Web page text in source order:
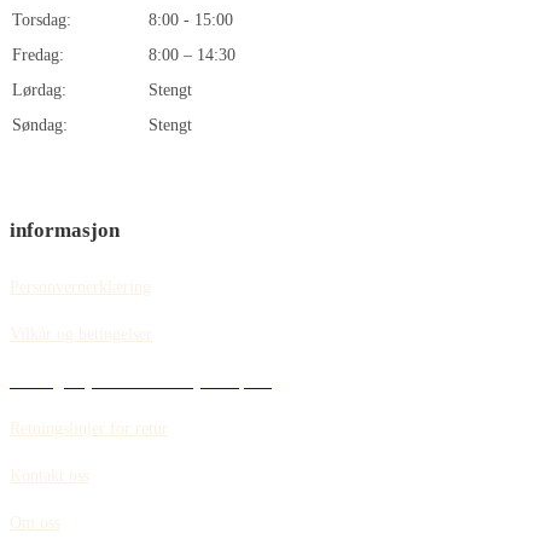
Torsdag:
8:00 - 15:00
Fredag:
8:00 – 14:30
Lørdag:
Stengt
Søndag:
Stengt
informasjon
Personvernerklæring
Vilkår og betingelser
Retningslinjer for retur
Kontakt oss
Om oss